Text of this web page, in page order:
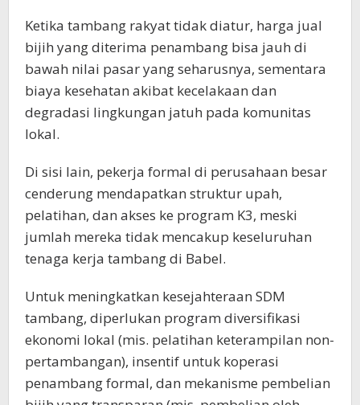
Ketika tambang rakyat tidak diatur, harga jual
bijih yang diterima penambang bisa jauh di
bawah nilai pasar yang seharusnya, sementara
biaya kesehatan akibat kecelakaan dan
degradasi lingkungan jatuh pada komunitas
lokal.
Di sisi lain, pekerja formal di perusahaan besar
cenderung mendapatkan struktur upah,
pelatihan, dan akses ke program K3, meski
jumlah mereka tidak mencakup keseluruhan
tenaga kerja tambang di Babel.
Untuk meningkatkan kesejahteraan SDM
tambang, diperlukan program diversifikasi
ekonomi lokal (mis. pelatihan keterampilan non-
pertambangan), insentif untuk koperasi
penambang formal, dan mekanisme pembelian